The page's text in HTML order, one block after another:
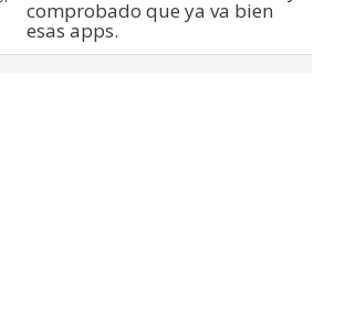
comprobado que ya va bien
esas apps.